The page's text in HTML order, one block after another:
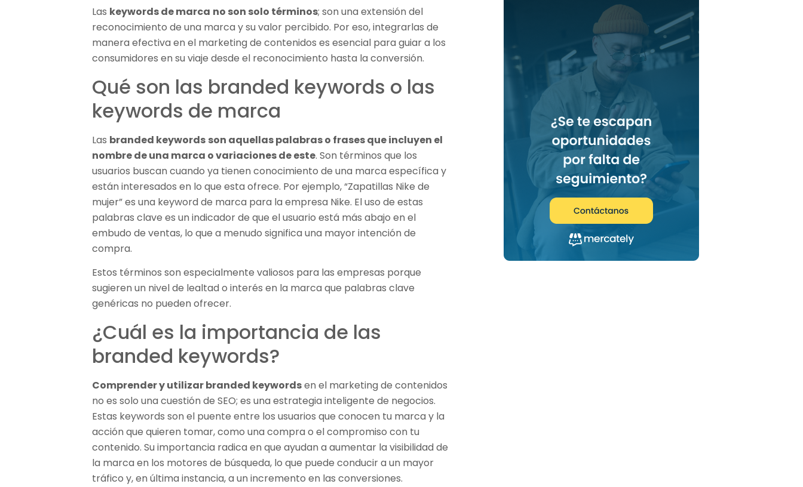
Las keywords de marca no son solo términos; son una extensión del
reconocimiento de una marca y su valor percibido. Por eso, integrarlas de
manera efectiva en el marketing de contenidos es esencial para guiar a los
consumidores en su viaje desde el reconocimiento hasta la conversión.
Qué son las branded keywords o las
keywords de marca
Las branded keywords son aquellas palabras o frases que incluyen el
nombre de una marca o variaciones de este. Son términos que los
usuarios buscan cuando ya tienen conocimiento de una marca específica y
están interesados en lo que esta ofrece. Por ejemplo, “Zapatillas Nike de
mujer” es una keyword de marca para la empresa Nike. El uso de estas
palabras clave es un indicador de que el usuario está más abajo en el
embudo de ventas, lo que a menudo significa una mayor intención de
compra.
Estos términos son especialmente valiosos para las empresas porque
sugieren un nivel de lealtad o interés en la marca que palabras clave
genéricas no pueden ofrecer.
¿Cuál es la importancia de las
branded keywords?
Comprender y utilizar branded keywordsen el marketing de contenidos
no es solo una cuestión de SEO; es una estrategia inteligente de negocios.
Estas keywords son el puente entre los usuarios que conocen tu marca y la
acción que quieren tomar, como una compra o el compromiso con tu
contenido. Su importancia radica en que ayudan a aumentar la visibilidad de
la marca en los motores de búsqueda, lo que puede conducir a un mayor
tráfico y, en última instancia, a un incremento en las conversiones.